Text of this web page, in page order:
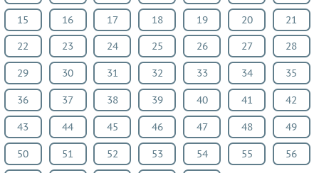
15 16 17 18 19 20 21
22 23 24 25 26 27 28
29 30 31 32 33 34 35
36 37 38 39 40 41 42
43 44 45 46 47 48 49
50 51 52 53 54 55 56